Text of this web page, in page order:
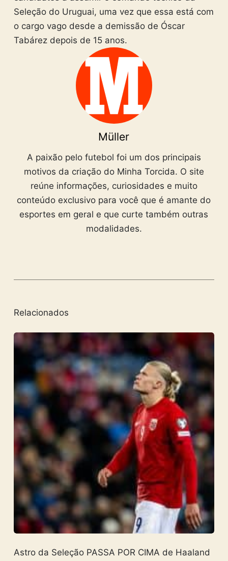
Seleção do Uruguai, uma vez que essa está com
o cargo vago desde a demissão de Óscar
Tabárez depois de 15 anos.
Müller
A paixão pelo futebol foi um dos principais
motivos da criação do Minha Torcida. O site
reúne informações, curiosidades e muito
conteúdo exclusivo para você que é amante do
esportes em geral e que curte também outras
modalidades.
Relacionados
Astro da Seleção PASSA POR CIMA de Haaland